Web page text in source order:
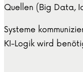
Quellen (Big Data,
Systeme
KI-Logik wird